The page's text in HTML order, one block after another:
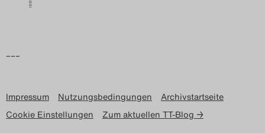
–––
Impressum Nutzungsbedingungen
Archivstartseite
Cookie Einstellungen
Zum aktuellen TT-Blog →